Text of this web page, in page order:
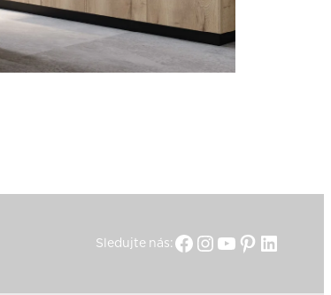
Sledujte nás: Facebook
Instagram
YouTube
Pinterest